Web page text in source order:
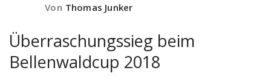
Von Thomas Junker
Überraschungssieg beim
Bellenwaldcup 2018